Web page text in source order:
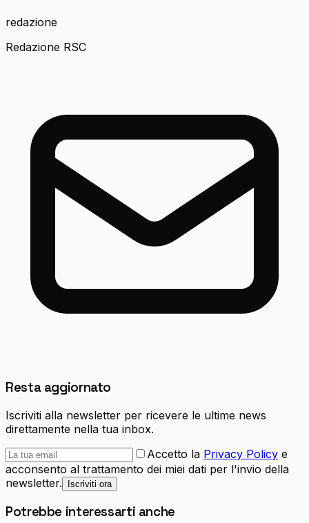
redazione
Redazione RSC
Resta aggiornato
Iscriviti alla newsletter per ricevere le ultime news
direttamente nella tua inbox.
Accetto la Privacy Policy e
acconsento al trattamento dei miei dati per l'invio della
newsletter.
Iscriviti ora
Potrebbe interessarti anche